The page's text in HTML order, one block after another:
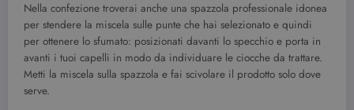
Nella confezione troverai anche una spazzola professionale idonea
per stendere la miscela sulle punte che hai selezionato e quindi
per ottenere lo sfumato: posizionati davanti lo specchio e porta in
avanti i tuoi capelli in modo da individuare le ciocche da trattare.
Metti la miscela sulla spazzola e fai scivolare il prodotto solo dove
serve.